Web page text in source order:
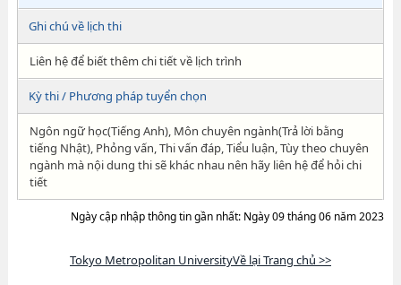
Ghi chú về lịch thi
Liên hệ để biết thêm chi tiết về lịch trình
Kỳ thi / Phương pháp tuyển chọn
Ngôn ngữ học(Tiếng Anh), Môn chuyên ngành(Trả lời bằng
tiếng Nhật), Phỏng vấn, Thi vấn đáp, Tiểu luận, Tùy theo chuyên
ngành mà nội dung thi sẽ khác nhau nên hãy liên hệ để hỏi chi
tiết
Ngày cập nhập thông tin gần nhất: Ngày 09 tháng 06 năm 2023
Tokyo Metropolitan UniversityVề lại Trang chủ >>